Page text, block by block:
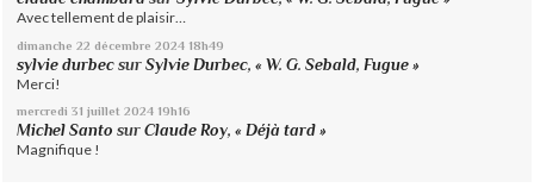
Avec tellement de plaisir…
dimanche 22 décembre 2024 18h49
sylvie durbec surSylvie Durbec, « W. G. Sebald, Fugue »
Merci!
mercredi 31 juillet 2024 19h16
Michel Santo surClaude Roy, « Déjà tard »
Magnifique !